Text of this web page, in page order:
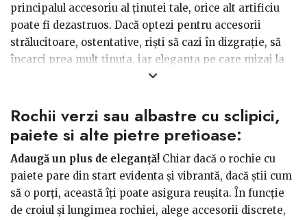
principalul accesoriu al ținutei tale, orice alt artificiu
poate fi dezastruos. Dacă optezi pentru accesorii
strălucitoare, ostentative, riști să cazi în dizgrație, să
încarci prea mult ținuta, iar eleganța pe care mizai la
bun început să se transforme în prost gust, de fapt. O
accesoriile fine, minimale pot fi o soluție salvatoare în
cazul de mai sus.
Rochii verzi sau albastre cu sclipici,
paiete si alte pietre pretioase:
Adaugă un plus de eleganță! Chiar dacă o rochie cu
paiete pare din start evidenta și vibrantă, dacă știi cum
să o porți, această îți poate asigura reușita. În funcție
de croiul și lungimea rochiei, alege accesorii discrete,